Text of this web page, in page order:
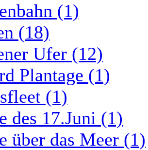
(1)
(18)
Ufer (12)
Plantage (1)
(1)
des 17.Juni (1)
über das Meer (1)